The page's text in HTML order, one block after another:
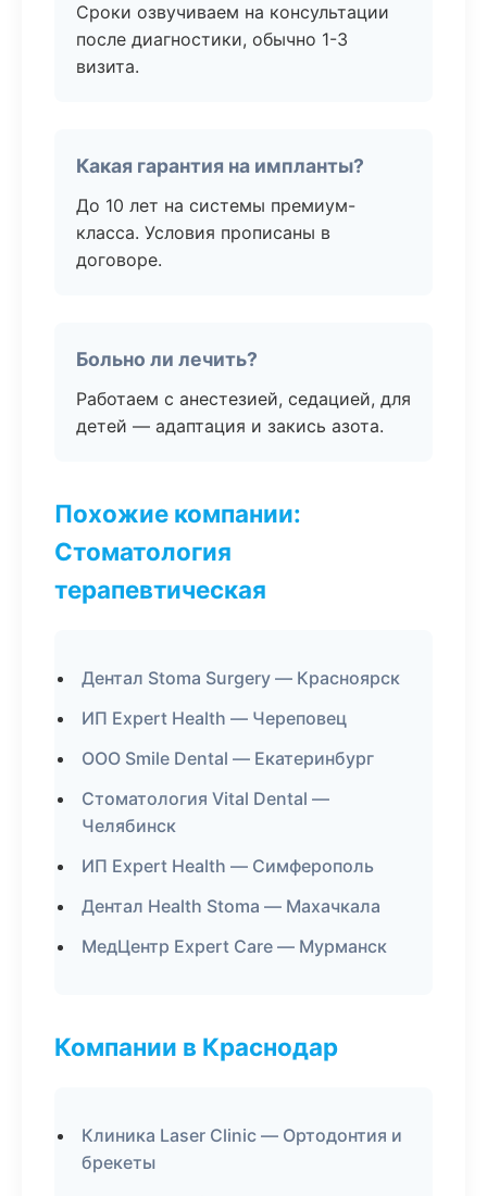
Сроки озвучиваем на консультации
после диагностики, обычно 1-3
визита.
Какая гарантия на импланты?
До 10 лет на системы премиум-
класса. Условия прописаны в
договоре.
Больно ли лечить?
Работаем с анестезией, седацией, для
детей — адаптация и закись азота.
Похожие компании:
Стоматология
терапевтическая
Дентал Stoma Surgery — Красноярск
ИП Expert Health — Череповец
ООО Smile Dental — Екатеринбург
Стоматология Vital Dental —
Челябинск
ИП Expert Health — Симферополь
Дентал Health Stoma — Махачкала
МедЦентр Expert Care — Мурманск
Компании в Краснодар
Клиника Laser Clinic — Ортодонтия и
брекеты